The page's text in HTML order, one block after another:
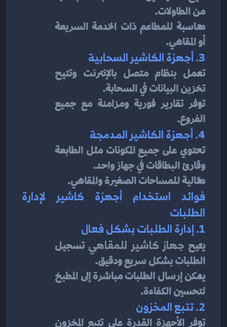
من الطاولات.
مناسبة للمطاعم ذات الخدمة السريعة
أو المقاهي.
3. أجهزة الكاشير السحابية
تخزين البيانات في السحابة.
توفر تقارير فورية ومزامنة مع جميع
الفروع.
4. أجهزة الكاشير المدمجة
تحتوي على جميع المكونات مثل الطابعة
وقارئ البطاقات في جهاز واحد.
مثالية للمساحات الصغيرة والمقاهي.
الطلبات
1. إدارة الطلبات بشكل فعال
يتيح جهاز كاشير للمقاهي
الطلبات بشكل سريع ودقيق.
لتحسين الكفاءة.
2. تتبع المخزون